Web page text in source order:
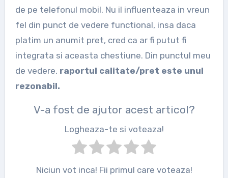
de pe telefonul mobil. Nu il influenteaza in vreun
fel din punct de vedere functional, insa daca
platim un anumit pret, cred ca ar fi putut fi
integrata si aceasta chestiune. Din punctul meu
de vedere, raportul calitate/pret este unul
rezonabil.
V-a fost de ajutor acest articol?
Logheaza-te si voteaza!
Niciun vot inca! Fii primul care voteaza!